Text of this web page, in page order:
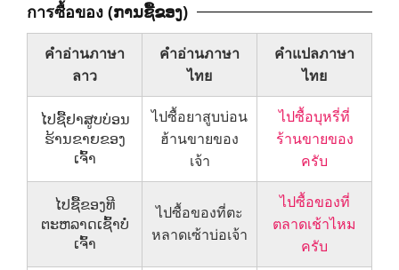
การซื้อของ (ການຊື້ຂອງ)
คำอ่านภาษา
ลาว
คำอ่านภาษา
ไทย
คำแปลภาษา
ไทย
ໄປຊື້ຢາສູບບ່ອນ
ຮ້ານຂາຍຂອງ
ເຈົ້າ
ไปซื้อยาสูบบ่อน
ฮ้านขายของ
เจ้า
ไปซื้อบุหรี่ที่
ร้านขายของ
ครับ
ໄປຊື້ຂອງທີ
ຕະຫລາດເຊົ້າບໍ່
ເຈົ້າ
ไปซื้อของที่ตะ
หลาดเซ้าบ่อเจ้า
ไปซื้อของที่
ตลาดเช้าไหม
ครับ